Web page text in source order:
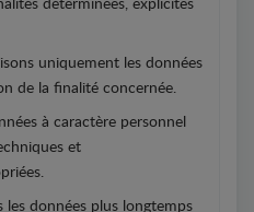
déterminées, explicites
uniquement les données
de la finalité concernée.
à caractère personnel
et
les données plus longtemps